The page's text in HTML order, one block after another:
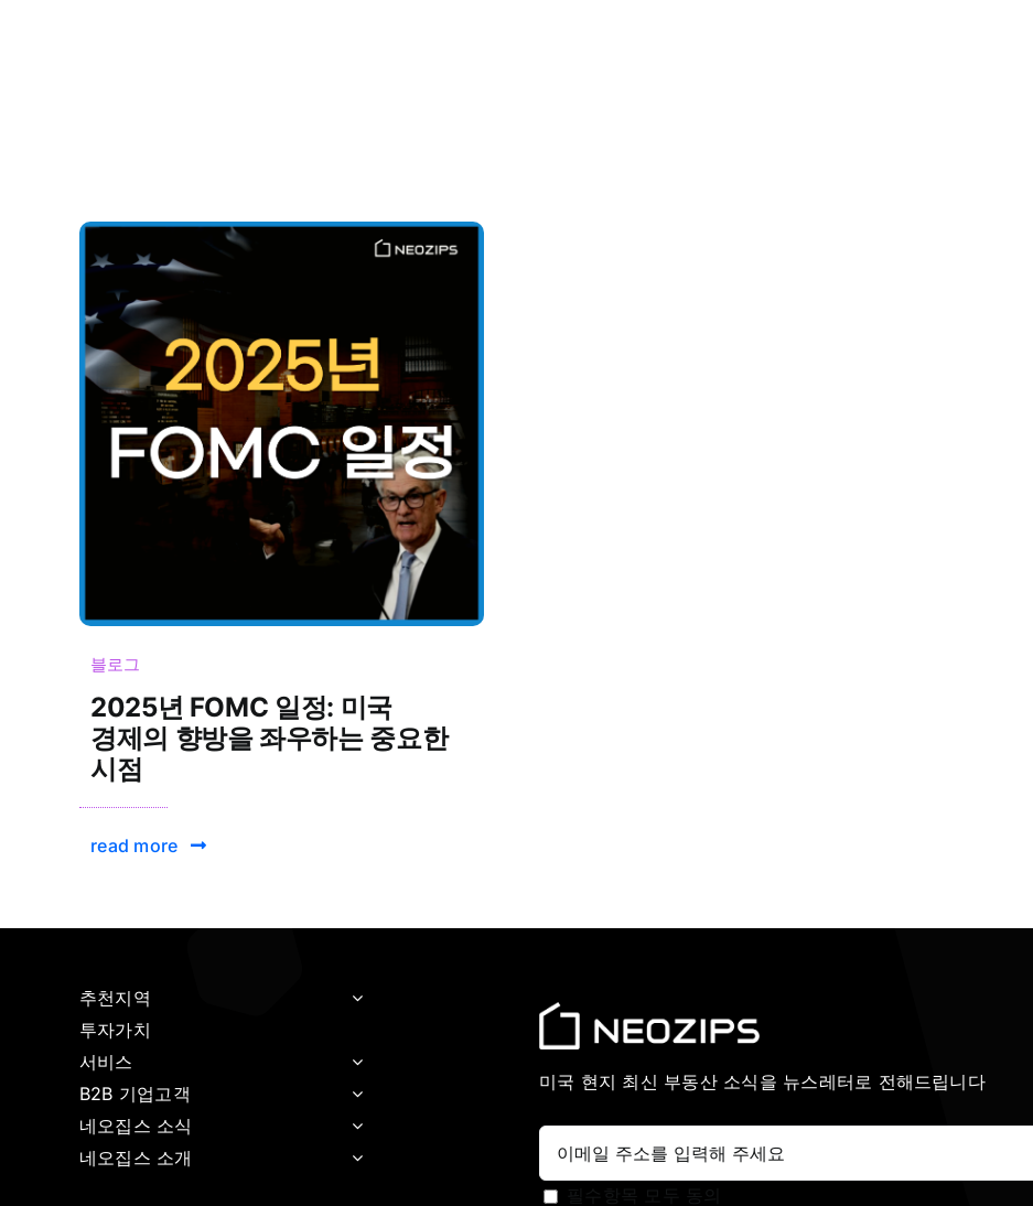
블로그
2025년 FOMC 일정: 미국
경제의 향방을 좌우하는 중요한
시점
read more
추천지역
투자가치
서비스
B2B 기업고객
네오집스 소식
네오집스 소개
미국 현지 최신 부동산 소식을 뉴스레터로 전해드립니다